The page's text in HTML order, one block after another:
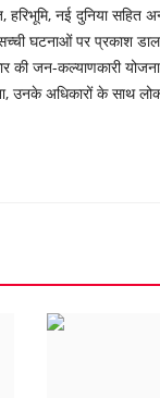
नई दुनिया सहित
घटनाओं पर प्रकाश
की जन-कल्याणकारी
उनके अधिकारों के साथ